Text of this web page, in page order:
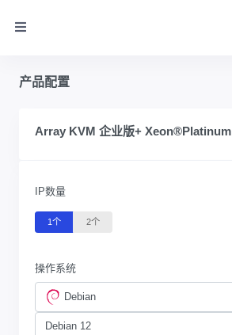
产品配置
Array KVM 企业版+ Xeon®Platinum
IP数量
1个 2个
操作系统
Debian